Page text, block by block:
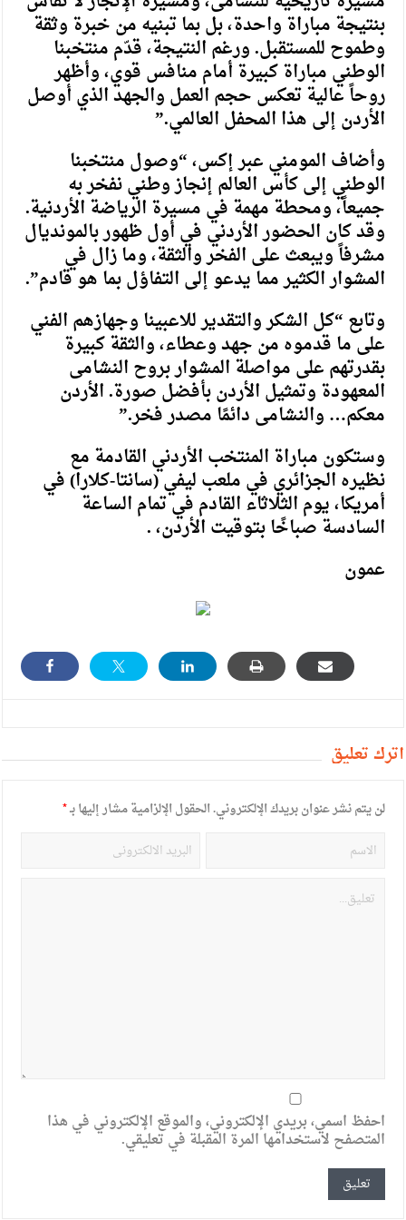
بنتيجة مباراة واحدة، بل بما تبنيه من خبرة وثقة
وطموح للمستقبل. ورغم النتيجة، قدّم منتخبنا
الوطني مباراة كبيرة أمام منافس قوي، وأظهر
روحاً عالية تعكس حجم العمل والجهد الذي أوصل
الأردن إلى هذا المحفل العالمي.”
وأضاف المومني عبر إكس، “وصول منتخبنا
الوطني إلى كأس العالم إنجاز وطني نفخر به
جميعاً، ومحطة مهمة في مسيرة الرياضة الأردنية.
وقد كان الحضور الأردني في أول ظهور بالمونديال
مشرفاً ويبعث على الفخر والثقة، وما زال في
المشوار الكثير مما يدعو إلى التفاؤل بما هو قادم”.
وتابع “كل الشكر والتقدير للاعبينا وجهازهم الفني
على ما قدموه من جهد وعطاء، والثقة كبيرة
بقدرتهم على مواصلة المشوار بروح النشامى
المعهودة وتمثيل الأردن بأفضل صورة. الأردن
معكم… والنشامى دائمًا مصدر فخر.”
وستكون مباراة المنتخب الأردني القادمة مع
نظيره الجزائري في ملعب ليفي (سانتا-كلارا) في
أمريكا، يوم الثلاثاء القادم في تمام الساعة
السادسة صباخًا بتوقيت الأردن، .
عمون
أترك تعليق
لن يتم نشر عنوان بريدك الإلكتروني.الحقول الإلزامية مشار إليها بـ*
احفظ اسمي، بريدي الإلكتروني، والموقع الإلكتروني في هذا
المتصفح لاستخدامها المرة المقبلة في تعليقي.